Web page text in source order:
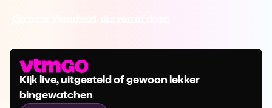
Kijk live, uitgesteld of gewoon lekker
bingewatchen